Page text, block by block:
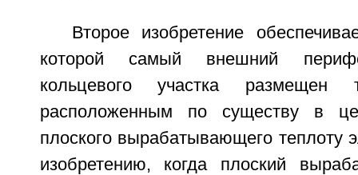
Второе изобретение
которой самый внешний
кольцевого участка
расположенным по существу в
плоского вырабатывающего теплоту
изобретению, когда плоский